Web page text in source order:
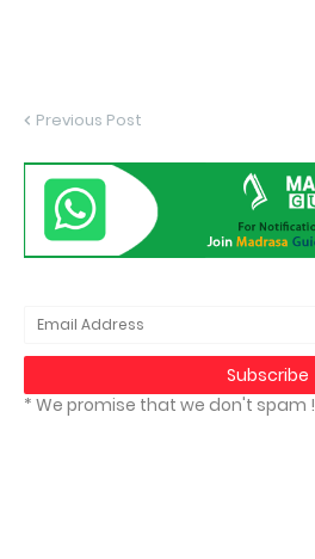
Previous Post
* We promise that we don't spam !